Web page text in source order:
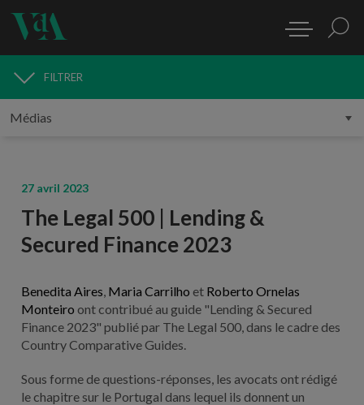
MÉDIAS
FILTRER
27 avril 2023
The Legal 500 | Lending &
Secured Finance 2023
Benedita Aires Maria Carrilho et Roberto Ornelas
Monteiro ont contribué au guide "Lending & Secured
Finance 2023" publié par The Legal 500, dans le cadre des
Country Comparative Guides.
Sous forme de questions-réponses, les avocats ont rédigé
le chapitre sur le Portugal dans lequel ils donnent un